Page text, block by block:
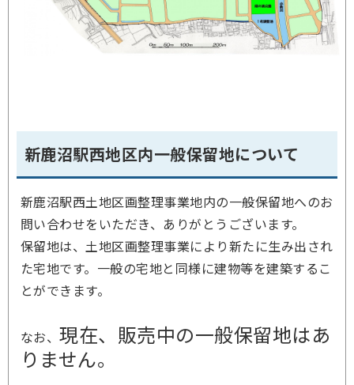
新鹿沼駅西地区内一般保留地について
新鹿沼駅西土地区画整理事業地内の一般保留地へのお
問い合わせをいただき、ありがとうございます。
保留地は、土地区画整理事業により新たに生み出され
た宅地です。一般の宅地と同様に建物等を建築するこ
とができます。
なお、現在、販売中の一般保留地はあ
りません。